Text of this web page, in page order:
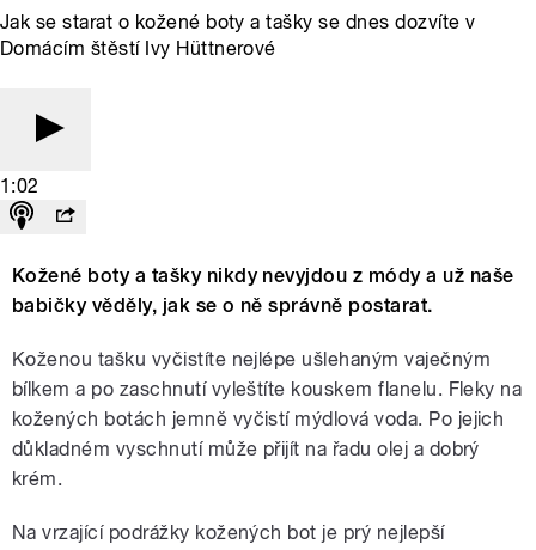
Jak se starat o kožené boty a tašky se dnes dozvíte v
Domácím štěstí Ivy Hüttnerové
1:02
Kožené boty a tašky nikdy nevyjdou z módy a už naše
babičky věděly, jak se o ně správně postarat.
Koženou tašku vyčistíte nejlépe ušlehaným vaječným
bílkem a po zaschnutí vyleštíte kouskem flanelu. Fleky na
kožených botách jemně vyčistí mýdlová voda. Po jejich
důkladném vyschnutí může přijít na řadu olej a dobrý
krém.
Na vrzající podrážky kožených bot je prý nejlepší